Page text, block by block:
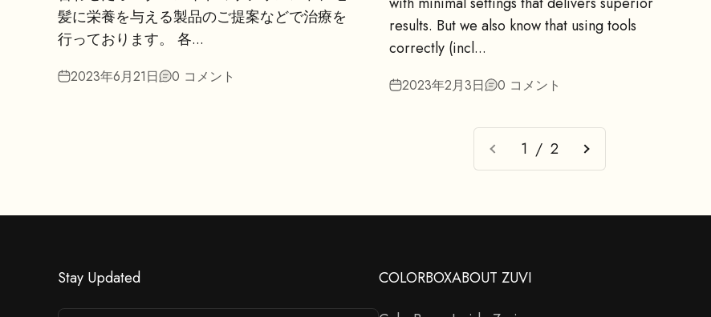
髪に栄養を与える製品のご提案などで治療を
行っております。 各...
2023年6月21日 0 コメント
results. But we also know that using tools
correctly (incl...
2023年2月3日 0 コメント
1 / 2
Stay Updated
COLORBOXABOUT ZUVI